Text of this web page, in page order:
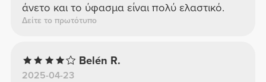
άνετο και το ύφασμα είναι πολύ ελαστικό.
Δείτε το πρωτότυπο
Belén R.
2025-04-23